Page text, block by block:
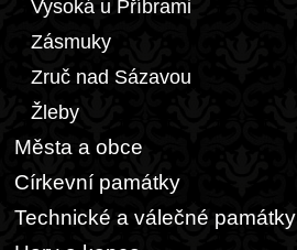
Vysoká u Příbrami
Zásmuky
Zruč nad Sázavou
Žleby
Města a obce
Církevní památky
Technické a válečné památky